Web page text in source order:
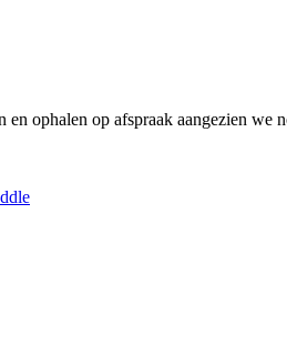
en ophalen op afspraak aangezien we